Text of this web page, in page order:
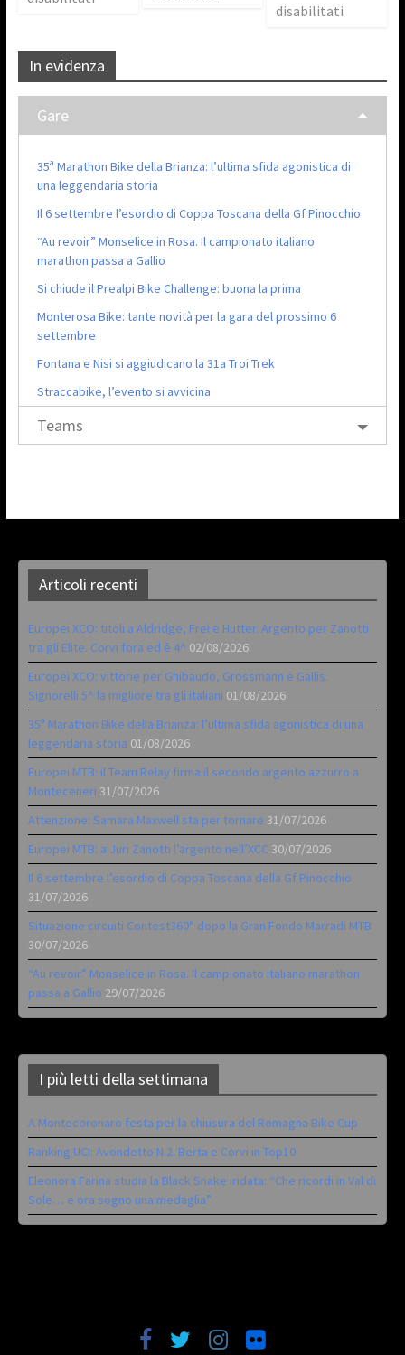
disabilitati
In evidenza
Gare
35ª Marathon Bike della Brianza: l’ultima sfida agonistica di
una leggendaria storia
Il 6 settembre l’esordio di Coppa Toscana della Gf Pinocchio
“Au revoir” Monselice in Rosa. Il campionato italiano
marathon passa a Gallio
Si chiude il Prealpi Bike Challenge: buona la prima
Monterosa Bike: tante novità per la gara del prossimo 6
settembre
Fontana e Nisi si aggiudicano la 31a Troi Trek
Straccabike, l’evento si avvicina
Teams
Articoli recenti
Europei XCO: titoli a Aldridge, Frei e Hutter. Argento per Zanotti
tra gli Elite. Corvi fora ed è 4^ 02/08/2026
Europei XCO: vittorie per Ghibaudo, Grossmann e Gallis.
Signorelli 5^ la migliore tra gli italiani 01/08/2026
35ª Marathon Bike della Brianza: l’ultima sfida agonistica di una
leggendaria storia 01/08/2026
Europei MTB: il Team Relay firma il secondo argento azzurro a
Monteceneri 31/07/2026
Attenzione: Samara Maxwell sta per tornare 31/07/2026
Europei MTB: a Juri Zanotti l’argento nell’XCC 30/07/2026
Il 6 settembre l’esordio di Coppa Toscana della Gf Pinocchio
31/07/2026
Situazione circuiti Contest360° dopo la Gran Fondo Marradi MTB
30/07/2026
“Au revoir” Monselice in Rosa. Il campionato italiano marathon
passa a Gallio 29/07/2026
I più letti della settimana
A Montecoronaro festa per la chiusura del Romagna Bike Cup
Ranking UCI: Avondetto N.2. Berta e Corvi in Top10
Eleonora Farina studia la Black Snake iridata: “Che ricordi in Val di
Sole… e ora sogno una medaglia”